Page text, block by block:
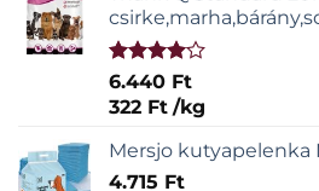
Értékelés:
4.00 / 5
6.440 Ft
322 Ft /kg
Mersjo kutyapelenka
4.715 Ft